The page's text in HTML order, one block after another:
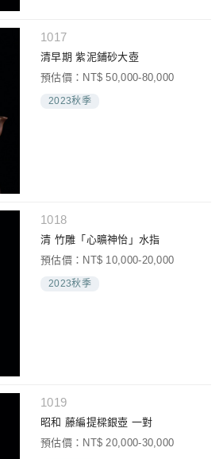
1017
清早期 紫泥鋪砂大壺
預估價：NT$ 50,000-80,000
2023秋季
1018
清 竹雕「心曠神怡」水指
預估價：NT$ 10,000-20,000
2023秋季
1019
昭和 藤編提樑銀壺 一對
預估價：NT$ 20,000-30,000